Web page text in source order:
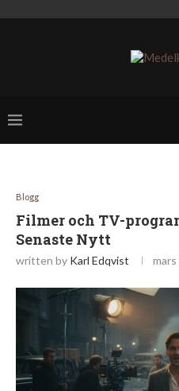
Blogg
Filmer och TV-
Senaste Nytt
written by Karl Edqvist